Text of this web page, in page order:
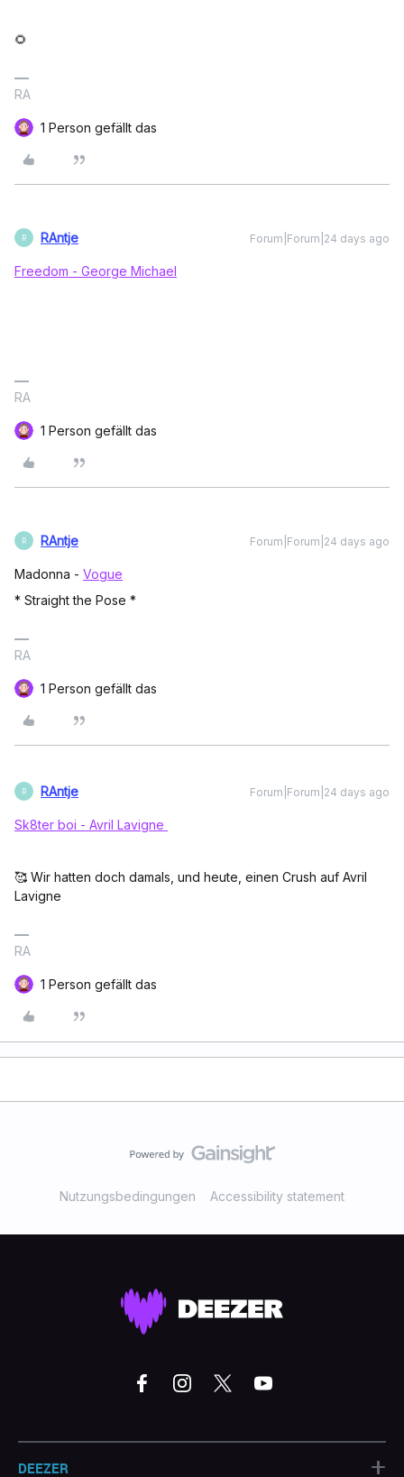
🌻
RA
1 Person gefällt das
R RAntje Forum|Forum|24 days ago
Freedom - George Michael
RA
1 Person gefällt das
R RAntje Forum|Forum|24 days ago
Madonna - Vogue
* Straight the Pose *
RA
1 Person gefällt das
R RAntje Forum|Forum|24 days ago
Sk8ter boi - Avril Lavigne
🥰 Wir hatten doch damals, und heute, einen Crush auf Avril
Lavigne
RA
1 Person gefällt das
Nutzungsbedingungen Accessibility statement
DEEZER +